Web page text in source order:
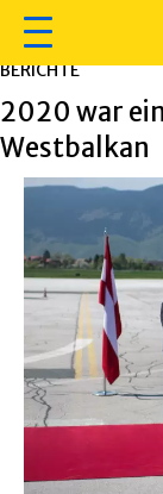
BERICHTE
2020 war
Westbalkan